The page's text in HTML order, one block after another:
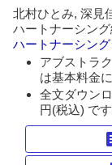
北村ひとみ, 深見
ハートナーシン
ハートナーシング
アブストラ
は基本料金
全文ダウン
円(税込) です